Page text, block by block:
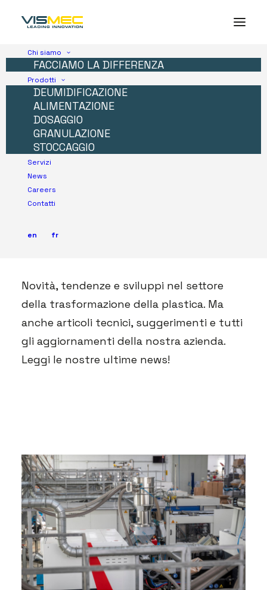
Chi siamo
FACCIAMO LA DIFFERENZA
Prodotti
DEUMIDIFICAZIONE
ALIMENTAZIONE
DOSAGGIO
GRANULAZIONE
STOCCAGGIO
Servizi
News
Careers
Contatti
en fr
Novità, tendenze e sviluppi nel settore
della trasformazione della plastica. Ma
anche articoli tecnici, suggerimenti e tutti
gli aggiornamenti della nostra azienda.
Leggi le nostre ultime news!